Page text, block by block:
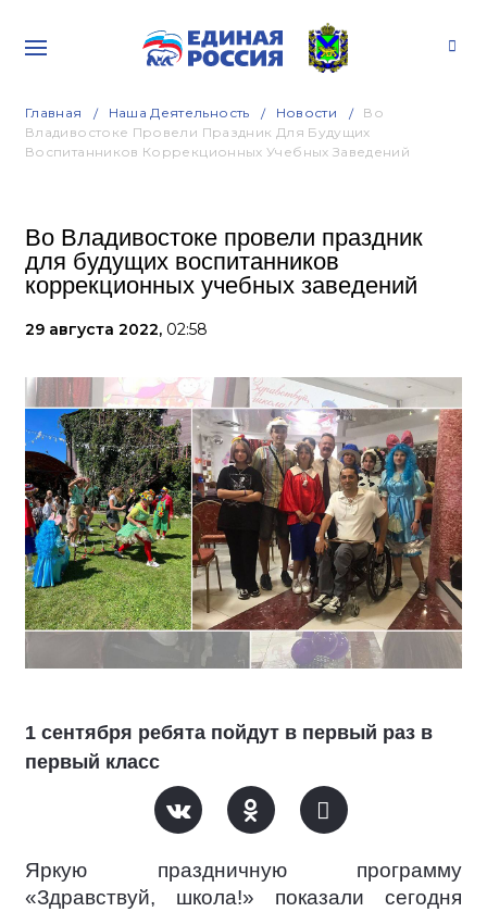
Главная Наша Деятельность Новости
Во
Владивостоке Провели Праздник Для Будущих
Воспитанников Коррекционных Учебных Заведений
Во Владивостоке провели праздник
для будущих воспитанников
коррекционных учебных заведений
29 августа 2022, 02:58
1 сентября ребята пойдут в первый раз в
первый класс
Яркую праздничную программу
«Здравствуй, школа!» показали сегодня